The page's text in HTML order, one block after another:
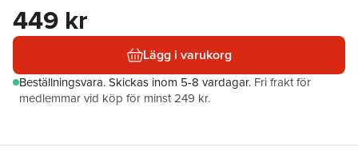
449 kr
Lägg i varukorg
Beställningsvara.Skickas inom 5-8 vardagar. Fri frakt för
medlemmar vid köp för minst 249 kr.